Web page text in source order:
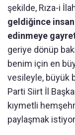
şekilde, Rıza-i
geldiğince
edinmeye
geriye dönüp
benim için en
vesileyle, büyük
Parti Siirt İl
kıymetli
paylaşmak